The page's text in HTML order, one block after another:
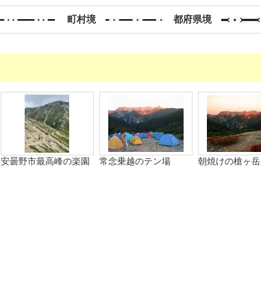
町村境 都府県境
安曇野市最高峰の楽園 常念乗越のテン場 朝焼けの槍ヶ岳